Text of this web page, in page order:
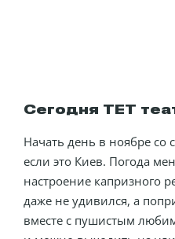
Сегодня ТЕТ
Начать день в ноябре со
если это Киев. Погода
настроение капризного
даже не удивился, а
вместе с пушистым